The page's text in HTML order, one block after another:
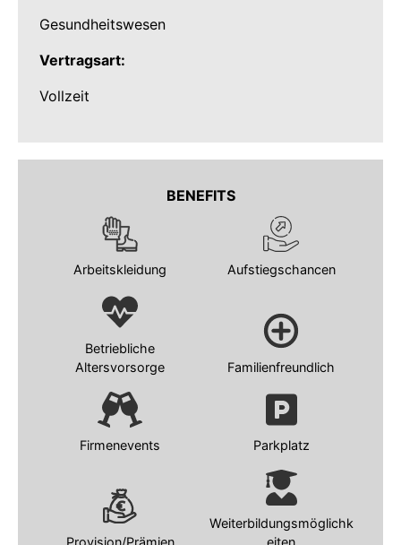
Gesundheitswesen
Vertragsart:
Vollzeit
BENEFITS
Arbeitskleidung Aufstiegschancen
Betriebliche
Altersvorsorge
Familienfreundlich
Firmenevents Parkplatz
Weiterbildungsmöglichk